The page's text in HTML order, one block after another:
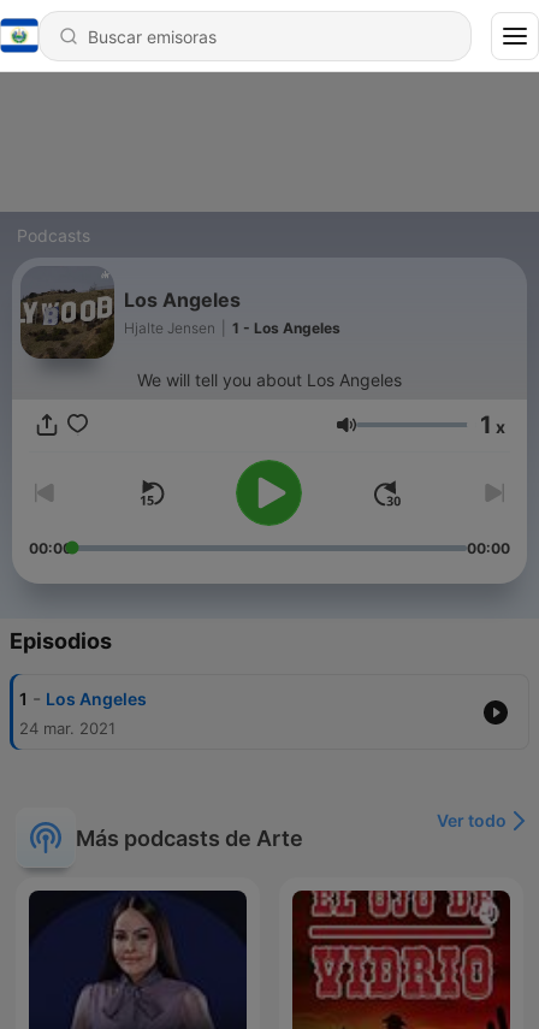
Podcasts
Los Angeles
Hjalte Jensen 1 - Los Angeles
We will tell you about Los Angeles
Volumen 1 x
00:00 00:00
Episodios
1 - Los Angeles
24 mar. 2021
Más podcasts de Arte
Ver todo